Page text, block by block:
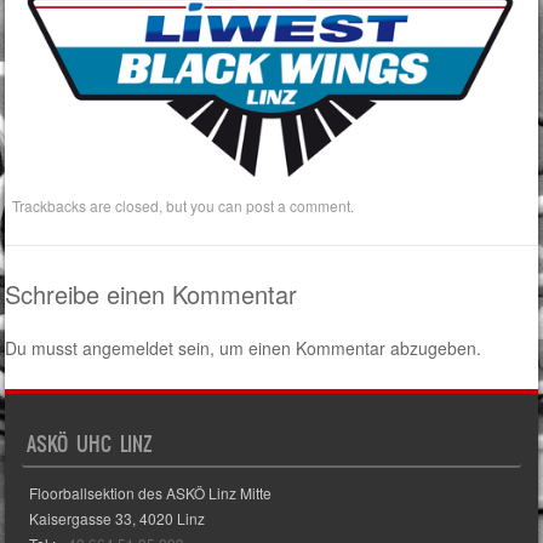
Trackbacks are closed, but you canpost a comment
Schreibe einen Kommentar
Du musstangemeldet sein, um einen Kommentar abzugeben.
ASKÖ UHC LINZ
Floorballsektion des ASKÖ Linz Mitte
Kaisergasse 33, 4020 Linz